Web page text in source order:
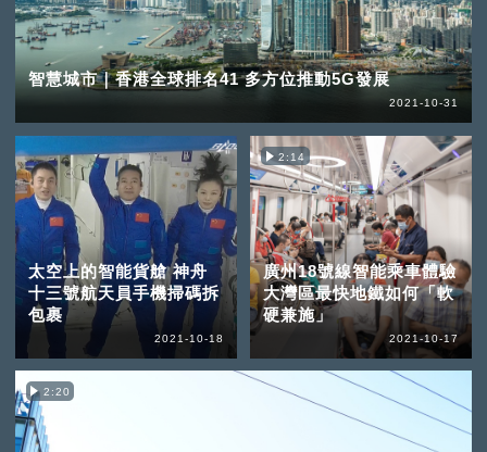
智慧城市｜香港全球排名41 多方位推動5G發展
2021-10-31
太空上的智能貨艙 神舟
十三號航天員手機掃碼拆
包裹
2021-10-18
2:14
廣州18號線智能乘車體驗
大灣區最快地鐵如何「軟
硬兼施」
2021-10-17
2:20